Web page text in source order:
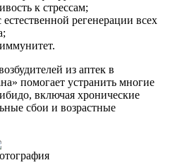
к стрессам;
естественной регенерации всех
из аптек в
помогает устранить многие
включая хронические
сбои и возрастные